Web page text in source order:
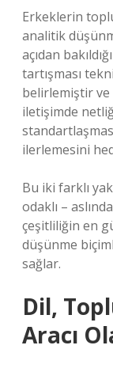
Erkeklerin
analitik
açıdan
tartışması
belirlemiştir
iletişimde
ilerlemesini
Bu iki farklı
odaklı –
çeşitliliğin en
düşünme
sağlar.
Dil,
Aracı